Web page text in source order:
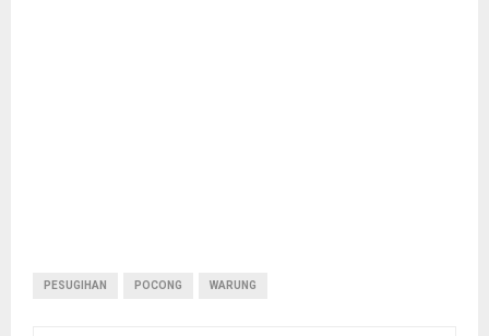
PESUGIHAN POCONG WARUNG